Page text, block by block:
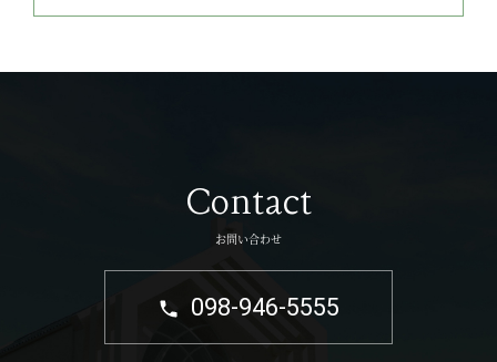
Contact
お問い合わせ
098-946-5555